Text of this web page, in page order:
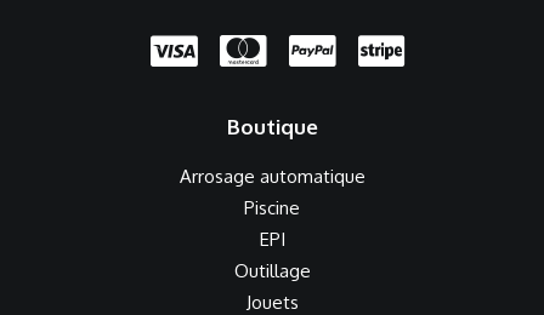
Boutique
Arrosage automatique
Piscine
EPI
Outillage
Jouets